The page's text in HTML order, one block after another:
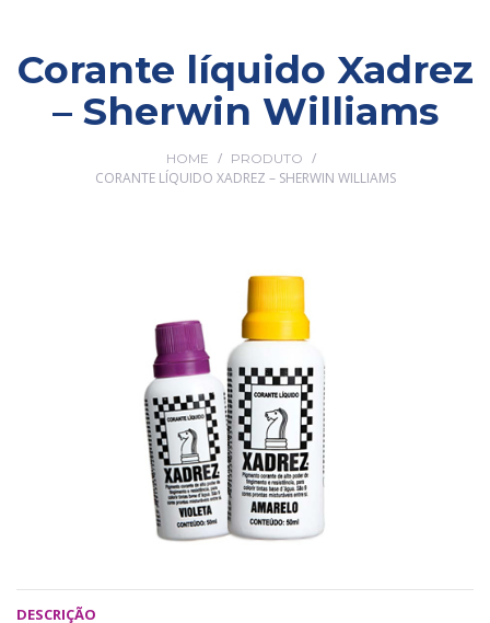
Corante líquido Xadrez
– Sherwin Williams
HOME / PRODUTO /
CORANTE LÍQUIDO XADREZ – SHERWIN WILLIAMS
DESCRIÇÃO